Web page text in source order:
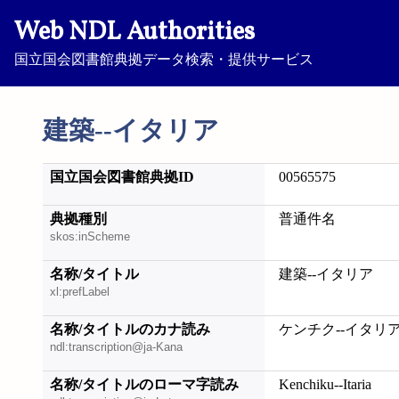
Web NDL Authorities
国立国会図書館典拠データ検索・提供サービス
建築--イタリア
国立国会図書館典拠ID 00565575
典拠種別
skos:inScheme
普通件名
名称/タイトル
xl:prefLabel
建築--イタリア
名称/タイトルのカナ読み
ndl:transcription@ja-Kana
ケンチク--イタリ
名称/タイトルのローマ字読み Kenchiku--Itaria